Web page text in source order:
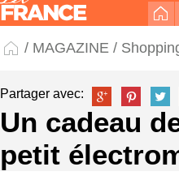
/ MAGAZINE /
Partager avec:
Un cadeau
petit